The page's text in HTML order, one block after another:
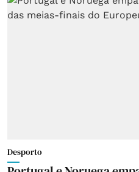
Desporto